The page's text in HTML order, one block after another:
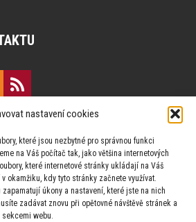
nastavení cookies
které jsou nezbytné pro správnou funkci
na Váš počítač tak, jako většina internetových
které internetové stránky ukládají na Váš
okamžiku, kdy tyto stránky začnete využívat.
úkony a nastavení, které jste na nich
zadávat znovu při opětovné návštěvě stránek a
webu.
00 Praha 3
odpovídají jednotliví autoři.